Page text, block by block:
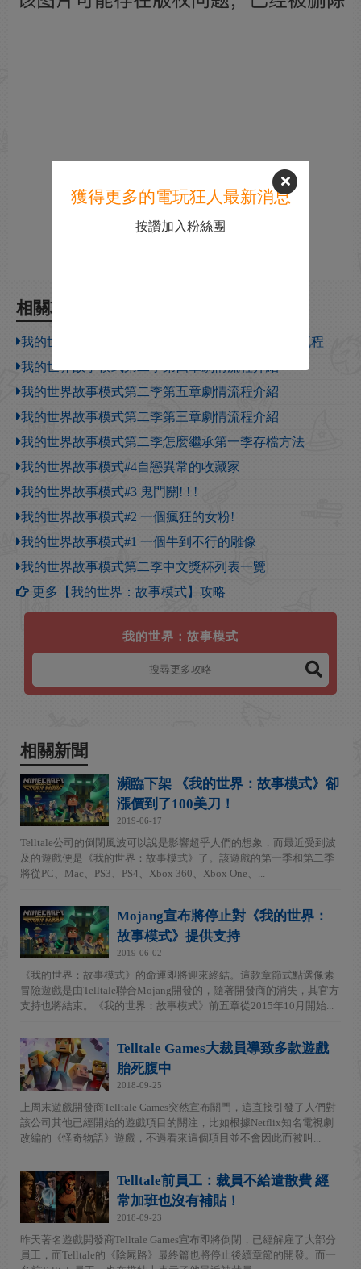
相關攻略
我的世界：故事模式 第二季圖文攻略 全章節劇情流程
我的世界故事模式第二季第四章劇情流程介紹
我的世界故事模式第二季第五章劇情流程介紹
我的世界故事模式第二季第三章劇情流程介紹
我的世界故事模式第二季怎麽繼承第一季存檔方法
我的世界故事模式#4自戀異常的收藏家
我的世界故事模式#3 鬼門關! ! !
我的世界故事模式#2 一個瘋狂的女粉!
我的世界故事模式#1 一個牛到不行的雕像
我的世界故事模式第二季中文獎杯列表一覽
更多【我的世界：故事模式】攻略
我的世界：故事模式
相關新聞
瀕臨下架 《我的世界：故事模式》卻
漲價到了100美刀！
2019-06-17
Telltale公司的倒閉風波可以說是影響超乎人們的想象，而最近受到波
及的遊戲便是《我的世界：故事模式》了。該遊戲的第一季和第二季
將從PC、Mac、PS3、PS4、Xbox 360、Xbox One、...
Mojang宣布將停止對《我的世界：
故事模式》提供支持
2019-06-02
《我的世界：故事模式》的命運即將迎來終結。這款章節式點選像素
冒險遊戲是由Telltale聯合Mojang開發的，隨著開發商的消失，其官方
支持也將結束。《我的世界：故事模式》前五章從2015年10月開始...
Telltale Games大裁員導致多款遊戲
胎死腹中
2018-09-25
上周末遊戲開發商Telltale Games突然宣布關門，這直接引發了人們對
該公司其他已經開始的遊戲項目的關注，比如根據Netflix知名電視劇
改編的《怪奇物語》遊戲，不過看來這個項目並不會因此而被叫...
Telltale前員工：裁員不給遣散費 經
常加班也沒有補貼！
2018-09-23
昨天著名遊戲開發商Telltale Games宣布即將倒閉，已經解雇了大部分
員工，而Telltale的《陰屍路》最終篇也將停止後續章節的開發。而一
獲得更多的電玩狂人最新消息
按讚加入粉絲團